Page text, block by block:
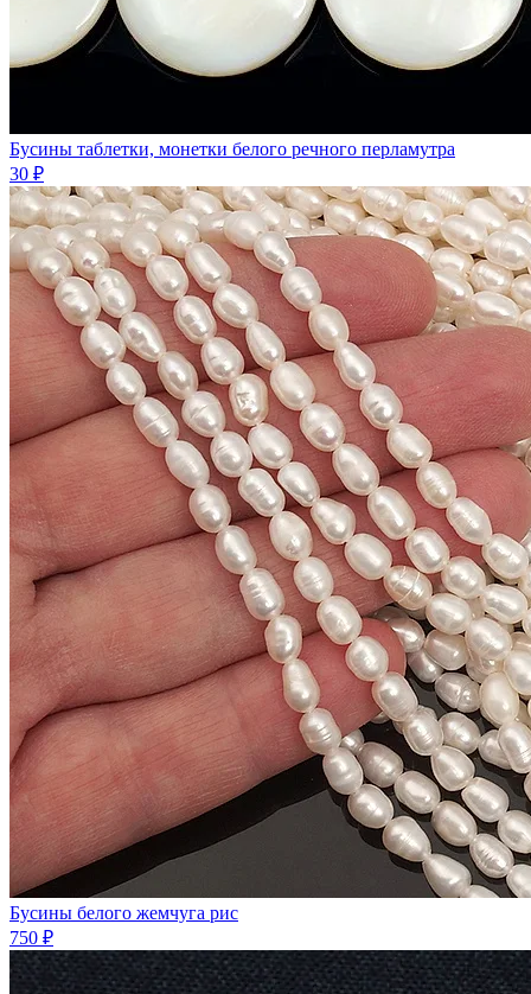
Бусины таблетки, монетки белого речного перламутра
30 ₽
Бусины белого жемчyгa рис
750 ₽